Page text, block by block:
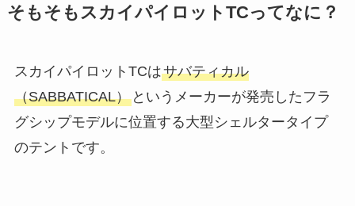
そもそもスカイパイロットTCってなに？
スカイパイロットTCはサバティカル
（SABBATICAL）というメーカーが発売したフラ
グシップモデルに位置する大型シェルタータイプ
のテントです。